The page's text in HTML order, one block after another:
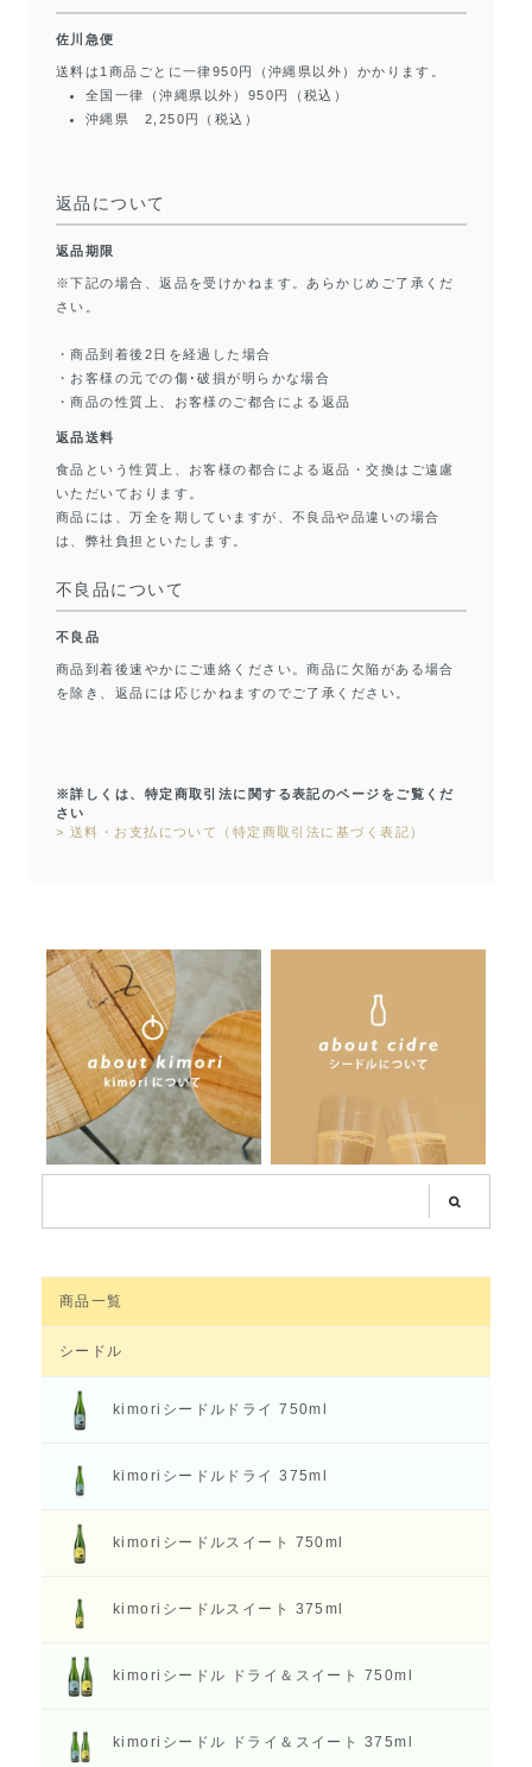
佐川急便
送料は1商品ごとに一律950円（沖縄県以外）かかります。
全国一律（沖縄県以外）950円（税込）
沖縄県 2,250円（税込）
返品について
返品期限
※下記の場合、返品を受けかねます。あらかじめご了承くだ
さい。
・商品到着後2日を経過した場合
・お客様の元での傷･破損が明らかな場合
・商品の性質上、お客様のご都合による返品
返品送料
食品という性質上、お客様の都合による返品・交換はご遠慮
いただいております。
商品には、万全を期していますが、不良品や品違いの場合
は、弊社負担といたします。
不良品について
不良品
商品到着後速やかにご連絡ください。商品に欠陥がある場合
を除き、返品には応じかねますのでご了承ください。
※詳しくは、特定商取引法に関する表記のページをご覧くだ
さい
> 送料・お支払について（特定商取引法に基づく表記）
商品一覧
シードル
kimoriシードル ドライ 750ml
kimoriシードル ドライ 375ml
kimoriシードル スイート 750ml
kimoriシードル スイート 375ml
kimoriシードル ドライ＆スイート 750ml
kimoriシードル ドライ＆スイート 375ml